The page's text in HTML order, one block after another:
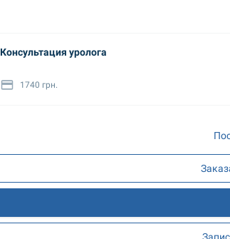
Консультация уролога
1740 грн.